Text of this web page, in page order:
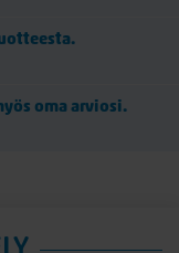
oma arviosi.